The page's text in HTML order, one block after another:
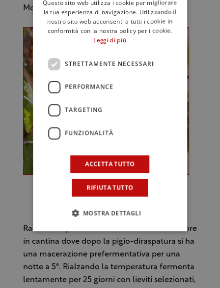
Montepulciano sarà all’85%.
Raccolta in piccole cassette, selezione ulteriore
in cantina dove dopo la pigio-diraspatura si ha
una macerazione prefermentativa per una
notte a 5°. Rialzando la temperatura fermenta
lentamente per 25 giorni con lieviti selezionati,
Questo sito web utilizza i cookie per migliorare
la tua esperienza di navigazione. Utilizzando il
nostro sito web acconsenti a tutti i cookie in
conformità con la nostra policy per i cookie.
Leggi di più
STRETTAMENTE NECESSARI
PERFORMANCE
TARGETING
FUNZIONALITÀ
ACCETTA TUTTO
RIFIUTA TUTTO
MOSTRA DETTAGLI